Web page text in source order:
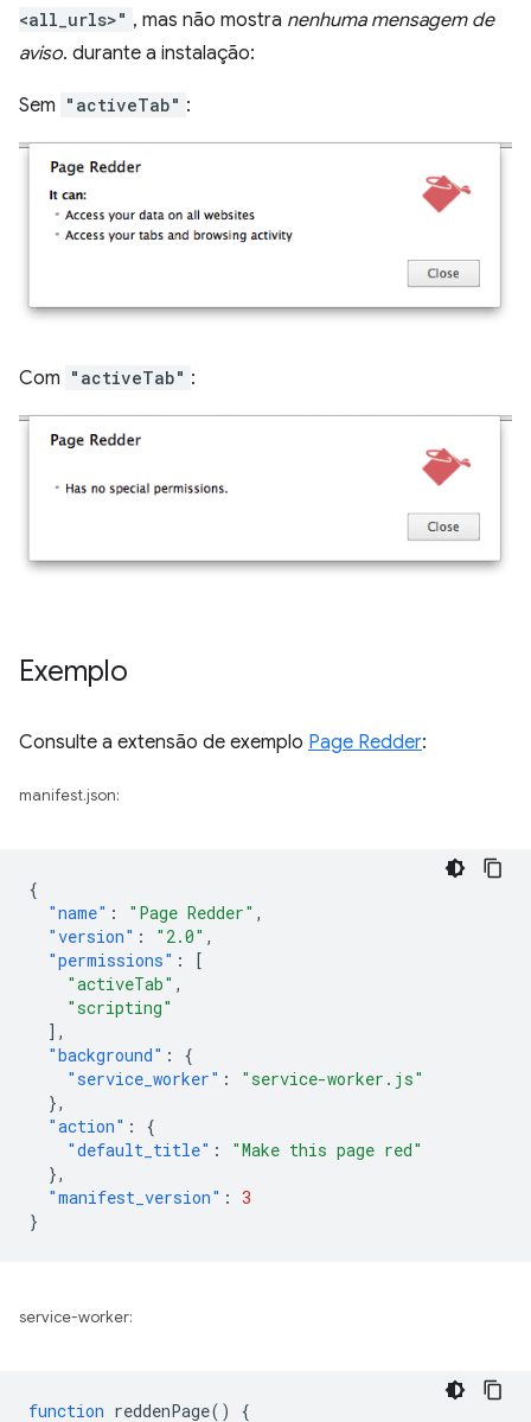
<all_urls>" , mas não mostra nenhuma mensagem de
aviso. durante a instalação:
Sem "activeTab" :
Com "activeTab" :
Exemplo
Consulte a extensão de exemplo Page Redder:
manifest.json:
{
"name" : "Page Redder" ,
"version" : "2.0" ,
"permissions" :
[
"activeTab" ,
"scripting"
],
"background" :
{
"service_worker" :
"service-worker.js"
},
"action" :
{
"default_title" :
"Make this page red"
},
"manifest_version" : 3
}
service-worker:
function reddenPage() {